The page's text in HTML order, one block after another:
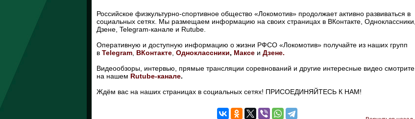
Российское физкультурно-спортивное общество «Локомотив» продолжает активно развиваться в
социальных сетях. Мы размещаем информацию на своих страницах в ВКонтакте, Одноклассники,
Дзене, Telegram-канале и Rutube.
Оперативную и доступную информацию о жизни РФСО «Локомотив» получайте из наших групп
в Telegram ВКонтакте Одноклассники, Максе и Дзене.
Видеообзоры, интервью, прямые трансляции соревнований и другие интересные видео смотрите
на нашем Rutube-канале.
Ждём вас на наших страницах в социальных сетях! ПРИСОЕДИНЯЙТЕСЬ К НАМ!